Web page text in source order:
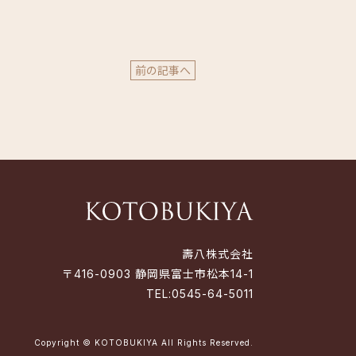
前の記事へ
壽八株式会社
〒416-0903 静岡県富士市松本14-1
TEL:0545-64-5011
Copyright © KOTOBUKIYA All Rights Reserved.